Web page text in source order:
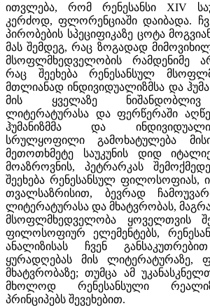
ითვლება, რომ რენესანსი XIV
კერძოდ, ფლორენციაში დაიბადა.
პირობების სპეციფიკაზე ცოტა
მას შემდეგ, რაც ზოგადად
მსოფლმხედველობის რამდენიმე
რაც შეეხება რენესანსულ
მთლიანად ინდივიდუალიზმსა და
მის ყველაზე ნიშანდობლივ
ლიტერატურასა და ფერწერაში
ჰუმანიზმმა და
სრულყოფილი გამოხატულება
მეთოთხმეტე საუკუნის დიდ
მოაზროვნის, პეტრარკას
შეეხება რენესანსულ ფილოსოფიას,
თვალსაზრისით, ბევრად
ლიტერატურასა და მხატვრობას,
მსოფლმხედველობა ყოველთვის
ფილოსოფიურ ელემენტებს,
ანალიზისას ჩვენ
ყურადღებას მის ლიტერატურაზე,
მხატვრობაზე; თუმცა ამ
მხოლოდ რენესანსული
პრინციპებს შევეხებით.